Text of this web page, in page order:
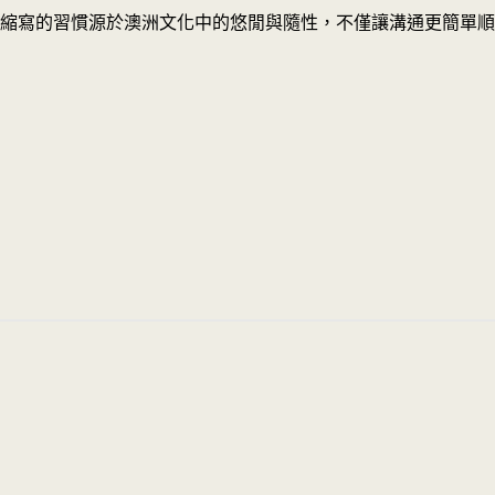
寫的習慣源於澳洲文化中的悠閒與隨性，不僅讓溝通更簡單順